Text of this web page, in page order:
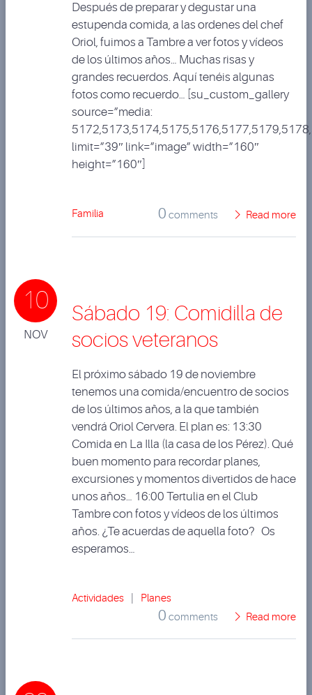
Después de preparar y degustar una
estupenda comida, a las ordenes del chef
Oriol, fuimos a Tambre a ver fotos y vídeos
de los últimos años… Muchas risas y
grandes recuerdos. Aquí tenéis algunas
fotos como recuerdo… [su_custom_gallery
source=”media:
limit=”39″ link=”image” width=”160″
height=”160″]
Familia 0 comments Read more
10
NOV
Sábado 19: Comidilla de
socios veteranos
El próximo sábado 19 de noviembre
tenemos una comida/encuentro de socios
de los últimos años, a la que también
vendrá Oriol Cervera. El plan es: 13:30
Comida en La Illa (la casa de los Pérez). Qué
buen momento para recordar planes,
excursiones y momentos divertidos de hace
unos años… 16:00 Tertulia en el Club
Tambre con fotos y vídeos de los últimos
años. ¿Te acuerdas de aquella foto? Os
esperamos…
Actividades Planes
0 comments Read more